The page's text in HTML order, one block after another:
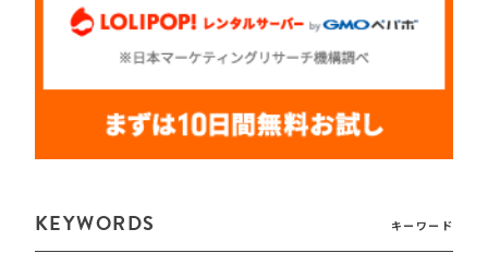
KEYWORDS キーワード